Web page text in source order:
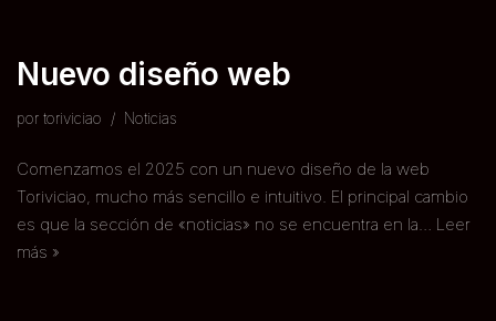
Nuevo diseño web
por toriviciao Noticias
Comenzamos el 2025 con un nuevo diseño de la web
Toriviciao, mucho más sencillo e intuitivo. El principal cambio
es que la sección de «noticias» no se encuentra en la… Leer
más »